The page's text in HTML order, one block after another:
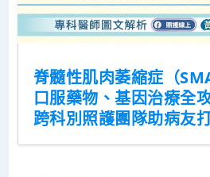
脊髓性肌肉萎縮症（
口服藥物、基因治療全
跨科別照護團隊助病友